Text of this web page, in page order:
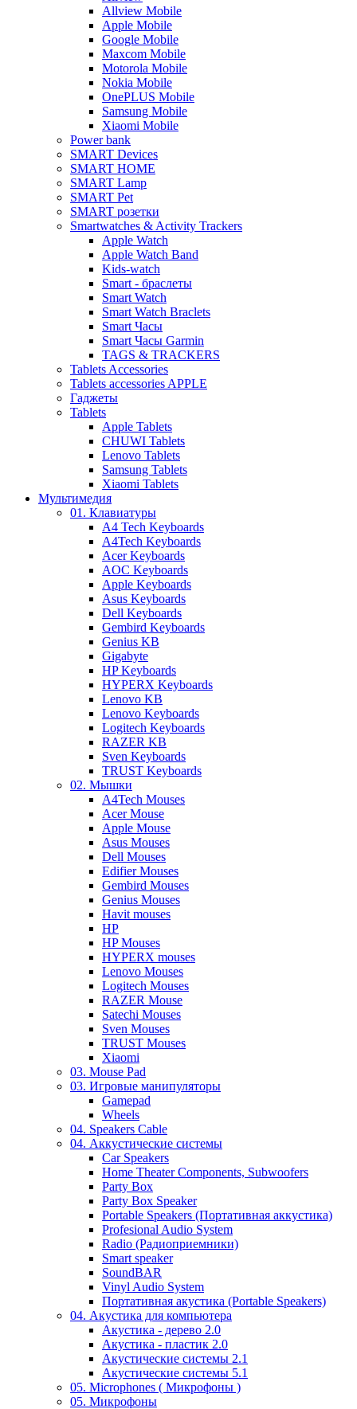
Allview Mobile
Apple Mobile
Google Mobile
Maxcom Mobile
Motorola Mobile
Nokia Mobile
OnePLUS Mobile
Samsung Mobile
Xiaomi Mobile
Power bank
SMART Devices
SMART HOME
SMART Lamp
SMART Pet
SMART розетки
Smartwatches & Activity Trackers
Apple Watch
Apple Watch Band
Kids-watch
Smart - браслеты
Smart Watch
Smart Watch Braclets
Smart Часы
Smart Часы Garmin
TAGS & TRACKERS
Tablets Accessories
Tablets accessories APPLE
Гаджеты
Tablets
Apple Tablets
CHUWI Tablets
Lenovo Tablets
Samsung Tablets
Xiaomi Tablets
Мультимедия
01. Клавиатуры
A4 Tech Keyboards
A4Tech Keyboards
Acer Keyboards
AOC Keyboards
Apple Keyboards
Asus Keyboards
Dell Keyboards
Gembird Keyboards
Genius KB
Gigabyte
HP Keyboards
HYPERX Keyboards
Lenovo KB
Lenovo Keyboards
Logitech Keyboards
RAZER KB
Sven Keyboards
TRUST Keyboards
02. Мышки
A4Tech Mouses
Acer Mouse
Apple Mouse
Asus Mouses
Dell Mouses
Edifier Mouses
Gembird Mouses
Genius Mouses
Havit mouses
HP
HP Mouses
HYPERX mouses
Lenovo Mouses
Logitech Mouses
RAZER Mouse
Satechi Mouses
Sven Mouses
TRUST Mouses
Xiaomi
03. Mouse Pad
03. Игровые манипуляторы
Gamepad
Wheels
04. Speakers Cable
04. Аккустические системы
Car Speakers
Home Theater Components, Subwoofers
Party Box
Party Box Speaker
Portable Speakers (Портативная аккустика)
Profesional Audio System
Radio (Радиоприемники)
Smart speaker
SoundBAR
Vinyl Audio System
Портативная акустика (Portable Speakers)
04. Акустика для компьютера
Акустика - дерево 2.0
Акустика - пластик 2.0
Акустические системы 2.1
Акустические системы 5.1
05. Microphones ( Микрофоны )
05. Микрофоны